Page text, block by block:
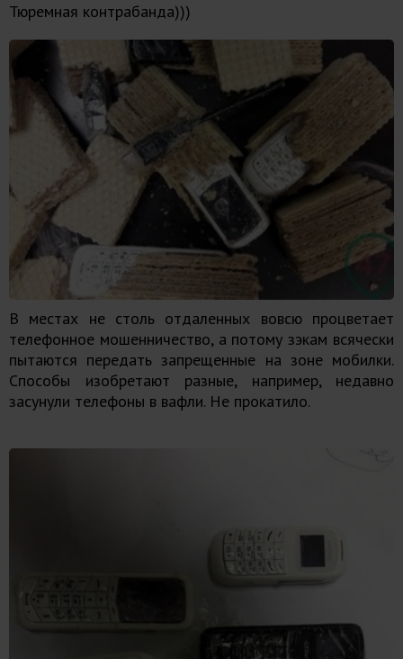
Тюремная контрабанда)))
В местах не столь отдаленных вовсю процветает
телефонное мошенничество, а потому зэкам всячески
пытаются передать запрещенные на зоне мобилки.
Способы изобретают разные, например, недавно
засунули телефоны в вафли. Не прокатило.